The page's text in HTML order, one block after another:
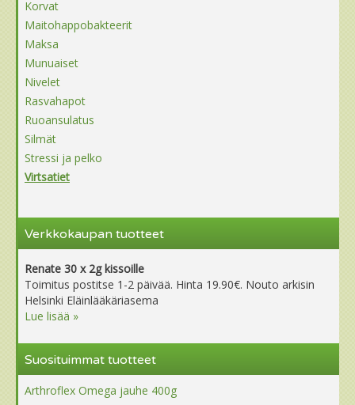
Korvat
Maitohappobakteerit
Maksa
Munuaiset
Nivelet
Rasvahapot
Ruoansulatus
Silmät
Stressi ja pelko
Virtsatiet
Verkkokaupan tuotteet
Renate 30 x 2g kissoille
Toimitus postitse 1-2 päivää. Hinta 19.90€. Nouto arkisin
Helsinki Eläinlääkäriasema
Lue lisää »
Suosituimmat tuotteet
Arthroflex Omega jauhe 400g